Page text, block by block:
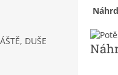
DUŠE
N